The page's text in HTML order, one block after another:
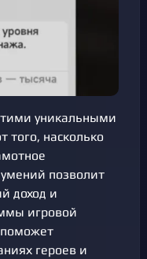
уникальными
того, насколько
позволит
доход и
игровой
героев и